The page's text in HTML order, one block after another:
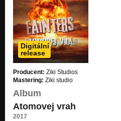
Digitální
release
Producent: Ziki Studios
Mastering: Ziki studio
Album
Atomovej vrah
2017